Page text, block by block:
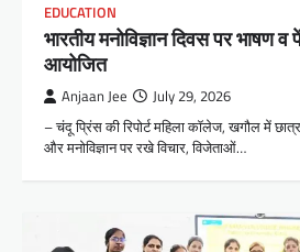
EDUCATION
भारतीय मनोविज्ञान दिवस पर भाषण व
आयोजित
Anjaan Jee July 29, 2026
– चंदू प्रिंस की रिपोर्ट महिला कॉलेज, खगौल में
और मनोविज्ञान पर रखे विचार, विजेताओं…